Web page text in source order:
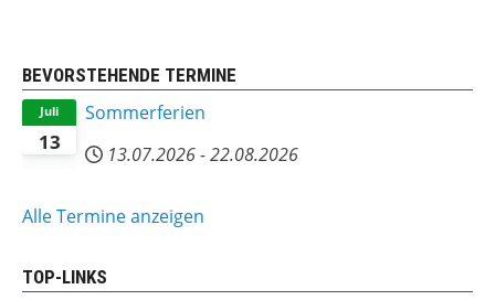
BEVORSTEHENDE TERMINE
13
Juli
Sommerferien
13.07.2026-22.08.2026
Alle Termine anzeigen
TOP-LINKS